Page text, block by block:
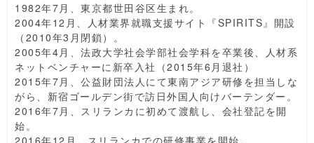
1982年7月、東京都世田谷区生まれ。
2004年12月、人材業界就職支援サイト『SPIRITS』開設
（2010年3月閉鎖）。
2005年4月、法政大学社会学部社会学科を卒業後、人材系
ネットベンチャーに新卒入社（2015年6月退社）
2015年7月、公益財団法人にて東南アジア研修を担当しな
がら、新宿ゴールデン街で訪日外国人向けバーテンダー。
2016年7月、スリランカに初めて渡航し、会社登記を開
始。
2016年12月、スリランカでの研修事業を開始。